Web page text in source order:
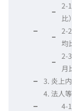
2-
比）
2-
均
2-
月
3. 炎上
4. 法人
4-